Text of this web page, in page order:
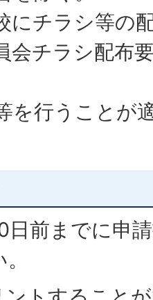
にチラシ等の
会チラシ配布
を行うことが
日前までに申